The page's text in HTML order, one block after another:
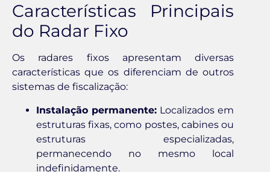
Características Principais
do Radar Fixo
Os radares fixos apresentam diversas
características que os diferenciam de outros
sistemas de fiscalização:
Instalação permanente: Localizados em
estruturas fixas, como postes, cabines ou
estruturas especializadas,
permanecendo no mesmo local
indefinidamente.